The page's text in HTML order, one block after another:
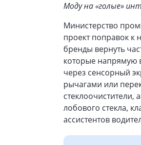
Моду на «голые»
Министерство
проект поправок к
бренды вернуть
которые напрямую
через сенсорный
рычагами или
стеклоочистители,
лобового стекла,
ассистентов